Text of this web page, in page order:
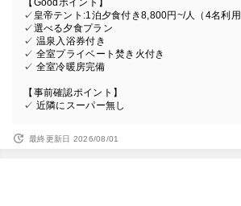
【Goodポイント】
✓皇帝テント:1泊夕食付き8,800円~/人（4名利用
✓選べる夕食プラン
✓ 温泉入浴券付き
✓ 全室プライベート焚き火付き
✓ 全室冷暖房完備
【事前確認ポイント】
✓ 近隣にスーパー無し
最終更新日 2026/08/01